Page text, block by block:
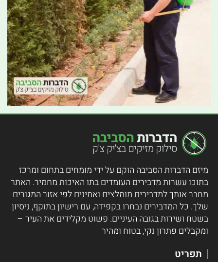
מיזם הדברות הסביבה הוקם על ידי מומחים בתחום ומרכז
בתוכו עשרות מדבירים העומדים בתו האיכות מחמיר. האתר
מחבר אותך למדבירים מומלצים ואמינים לפי אזור המגורים
שלך. כל המדבירים נבחרו בקפידה, עם רישיון בתוקף, ניסיון
בשטח ושירות בגובה העיניים. פשוט מקלידים את העיר –
ומקבלים פתרון נקי, בטוח ומהיר
תפריט